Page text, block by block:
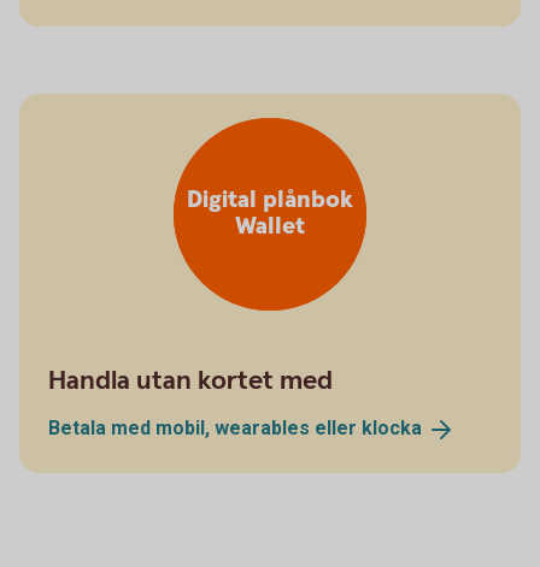
Digital plånbok
Wallet
Handla utan kortet med
Betala med mobil, wearables eller klocka